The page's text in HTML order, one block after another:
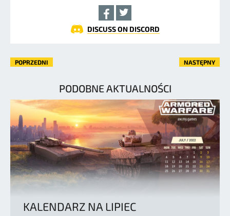
DISCUSS ON DISCORD
POPRZEDNI NASTĘPNY
PODOBNE AKTUALNOŚCI
KALENDARZ NA LIPIEC